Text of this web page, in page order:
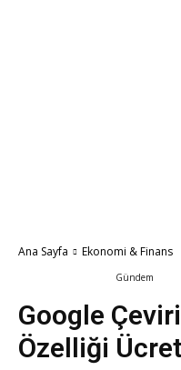
Ana Sayfa Ekonomi & Finans
Gündem
Google
Özelliği